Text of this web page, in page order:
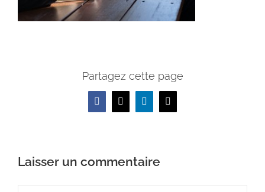
Partagez cette page
Facebook
X LinkedInEmail
Laisser un commentaire